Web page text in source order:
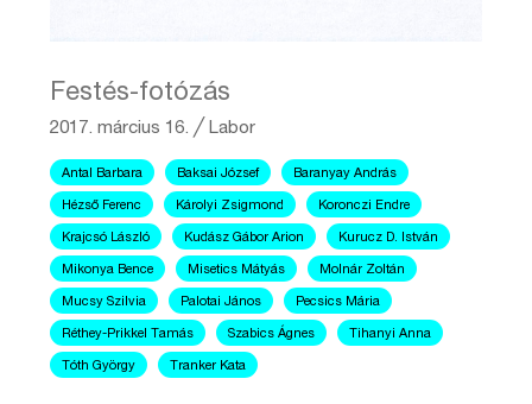
Festés-fotózás
2017. március 16. ╱ Labor
Antal Barbara Baksai József Baranyay András
Hézső Ferenc Károlyi Zsigmond Koronczi Endre
Krajcsó László Kudász Gábor Arion Kurucz D. István
Mikonya Bence Misetics Mátyás Molnár Zoltán
Mucsy Szilvia Palotai János Pecsics Mária
Réthey-Prikkel Tamás Szabics Ágnes Tihanyi Anna
Tóth György Tranker Kata